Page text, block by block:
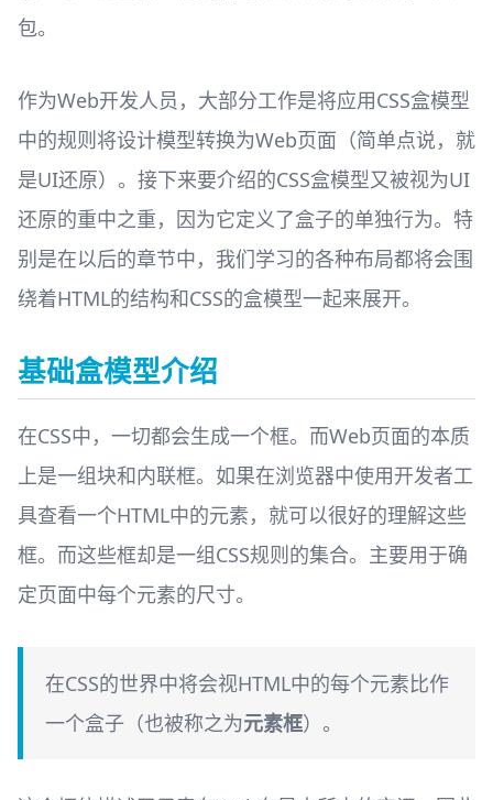
包。
作为Web开发人员，大部分工作是将应用CSS盒模型
中的规则将设计模型转换为Web页面（简单点说，就
是UI还原）。接下来要介绍的CSS盒模型又被视为UI
还原的重中之重，因为它定义了盒子的单独行为。特
别是在以后的章节中，我们学习的各种布局都将会围
绕着HTML的结构和CSS的盒模型一起来展开。
基础盒模型介绍
在CSS中，一切都会生成一个框。而Web页面的本质
上是一组块和内联框。如果在浏览器中使用开发者工
具查看一个HTML中的元素，就可以很好的理解这些
框。而这些框却是一组CSS规则的集合。主要用于确
定页面中每个元素的尺寸。
在CSS的世界中将会视HTML中的每个元素比作
一个盒子（也被称之为元素框）。